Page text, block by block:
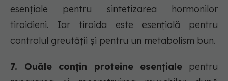
esențiale pentru sintetizarea hormonilor
tiroidieni. Iar tiroida este esențială pentru
controlul greutății și pentru un metabolism bun.
7. Ouăle conțin proteine esențiale pentru